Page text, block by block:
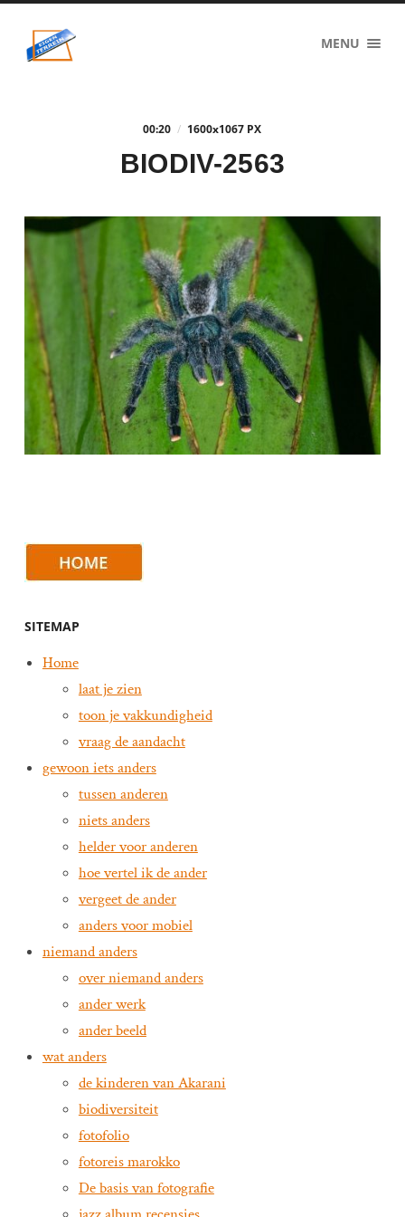
eigenzinnig
terrein
MENU
00:20 / 1600x1067 PX
BIODIV-2563
SITEMAP
Home
laat je zien
toon je vakkundigheid
vraag de aandacht
gewoon iets anders
tussen anderen
niets anders
helder voor anderen
hoe vertel ik de ander
vergeet de ander
anders voor mobiel
niemand anders
over niemand anders
ander werk
ander beeld
wat anders
de kinderen van Akarani
biodiversiteit
fotofolio
fotoreis marokko
De basis van fotografie